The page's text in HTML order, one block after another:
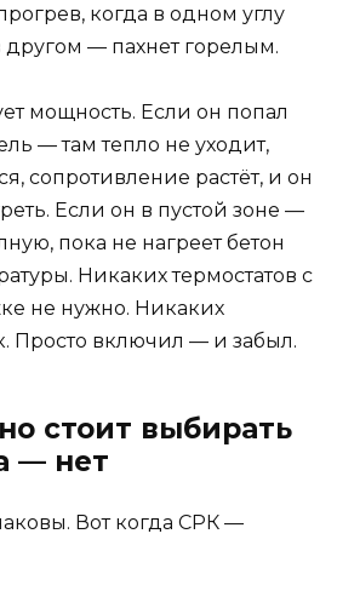
когда в одном углу
другом — пахнет горелым.
мощность. Если он попал
— там тепло не уходит,
сопротивление растёт, и он
Если он в пустой зоне —
пока не нагреет бетон
Никаких термостатов с
не нужно. Никаких
Просто включил — и забыл.
стоит выбирать
— нет
Вот когда СРК —